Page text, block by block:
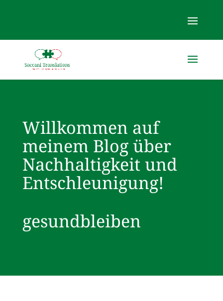
Willkommen auf
meinem Blog über
Nachhaltigkeit und
Entschleunigung!
gesundbleiben